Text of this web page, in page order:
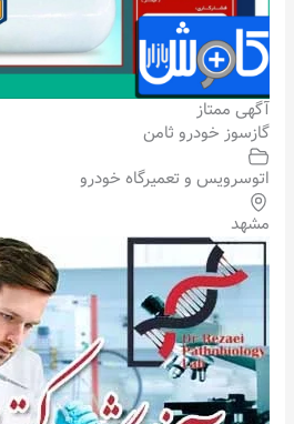
آگهی ممتاز
گازسوز خودرو ثامن
اتوسرویس و تعمیرگاه خودرو
مشهد